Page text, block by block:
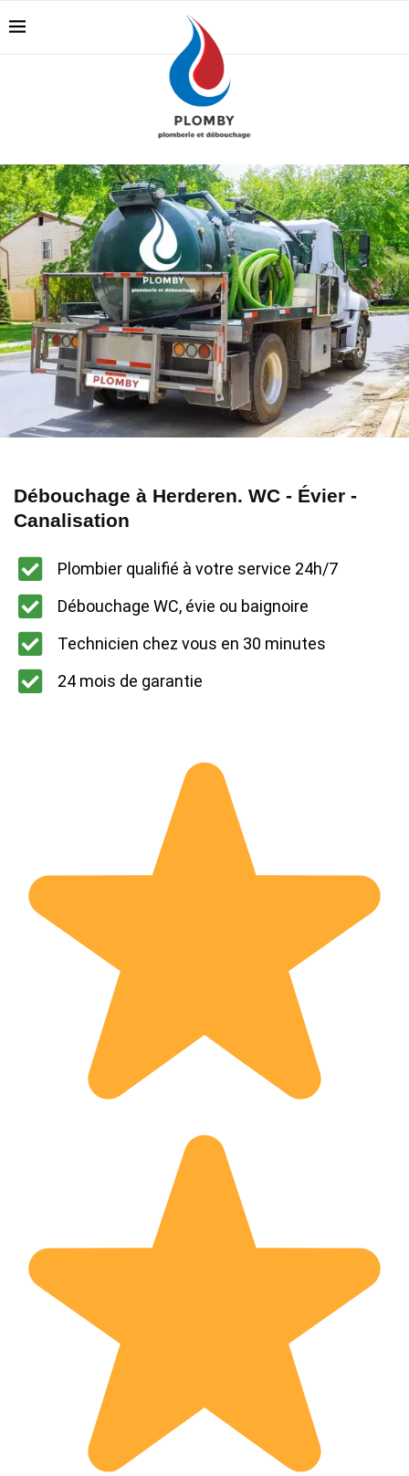
Débouchage à Herderen. WC - Évier -
Canalisation
Plombier qualifié à votre service 24h/7
Débouchage WC, évie ou baignoire
Technicien chez vous en 30 minutes
24 mois de garantie